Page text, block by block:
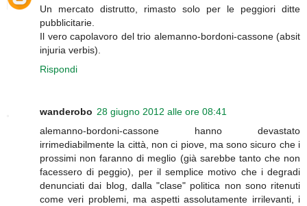
Un mercato distrutto, rimasto solo per le peggiori ditte
pubblicitarie.
Il vero capolavoro del trio alemanno-bordoni-cassone (absit
injuria verbis).
Rispondi
wanderobo 28 giugno 2012 alle ore 08:41
alemanno-bordoni-cassone hanno devastato
irrimediabilmente la città, non ci piove, ma sono sicuro che i
prossimi non faranno di meglio (già sarebbe tanto che non
facessero di peggio), per il semplice motivo che i degradi
denunciati dai blog, dalla "clase" politica non sono ritenuti
come veri problemi, ma aspetti assolutamente irrilevanti, i